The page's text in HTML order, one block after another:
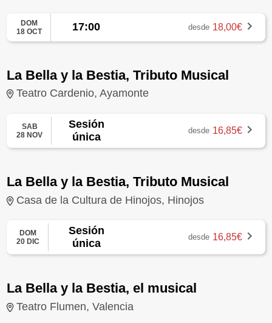
DOM
18 OCT
17:00 desde 18,00€
La Bella y la Bestia, Tributo Musical
Teatro Cardenio, Ayamonte
SAB
28 NOV
Sesión
única
desde 16,85€
La Bella y la Bestia, Tributo Musical
Casa de la Cultura de Hinojos, Hinojos
DOM
20 DIC
Sesión
única
desde 16,85€
La Bella y la Bestia, el musical
Teatro Flumen, Valencia